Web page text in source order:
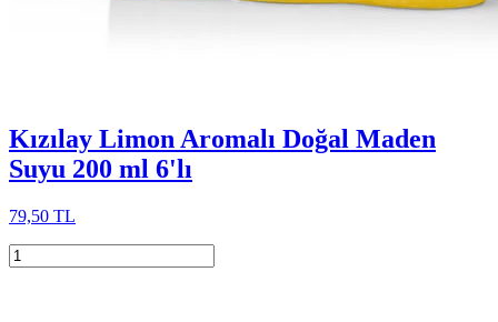
Kızılay Limon Aromalı Doğal Maden
Suyu 200 ml 6'lı
79,50 TL